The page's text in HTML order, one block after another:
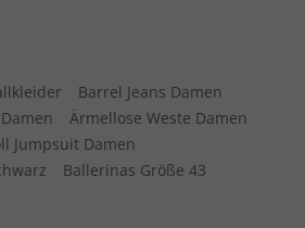
Barrel Jeans Damen
Ärmellose Weste Damen
Jumpsuit Damen
Ballerinas Größe 43